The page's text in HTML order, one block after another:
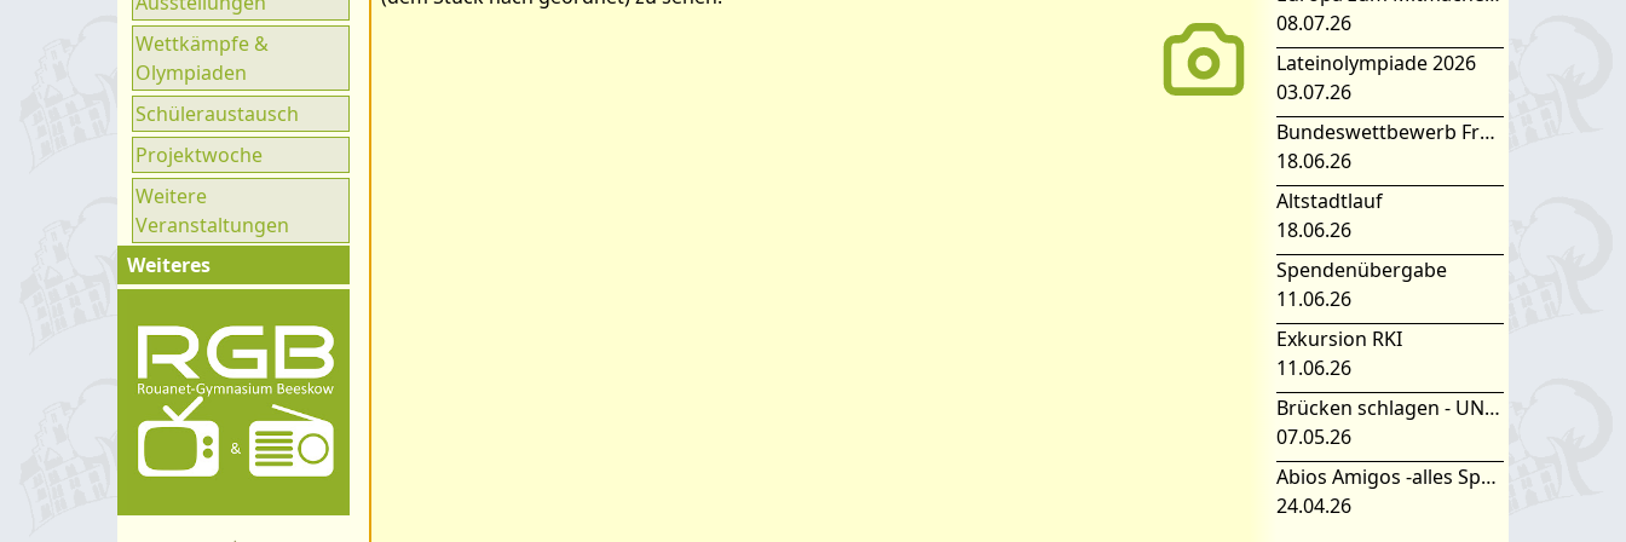
Ganztag
UNESCO
Klimaparlament
Wettkämpfe &
Olympiaden
Schüleraustausch
Projektwoche
Weitere
Veranstaltungen
Weiteres
Kontakt
Organigramm
Schulprogramm
Hygienekonzept
08.07.26
Lateinolympiade 2026
03.07.26
Bundeswettbewerb Fremdsprachen
18.06.26
Altstadtlauf
18.06.26
Spendenübergabe
11.06.26
Exkursion RKI
11.06.26
Brücken schlagen - UNESCO Projekttag 2026
07.05.26
Abios Amigos -alles Spanisch oder was
24.04.26